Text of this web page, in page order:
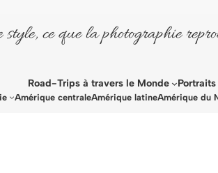
ce que la photographie
Road-Trips à travers le Monde Portraits
Amérique centraleAmérique latineAmérique du